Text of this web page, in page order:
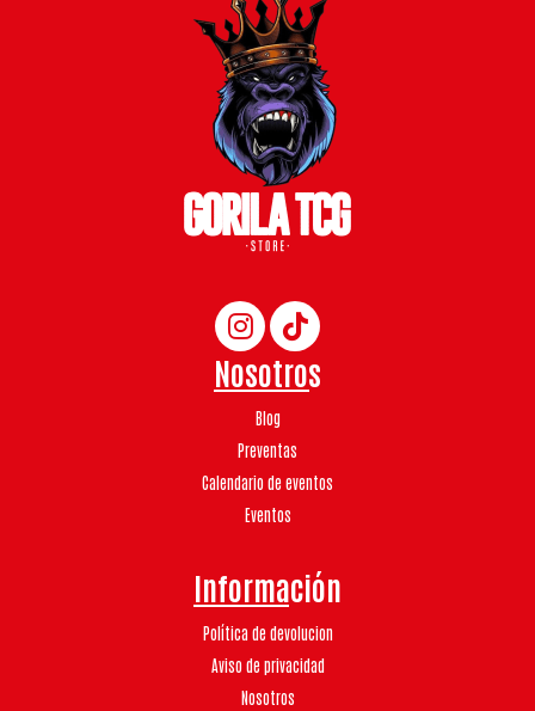
Nosotros
Blog
Preventas
Calendario de eventos
Eventos
Información
Política de devolucion
Aviso de privacidad
Nosotros